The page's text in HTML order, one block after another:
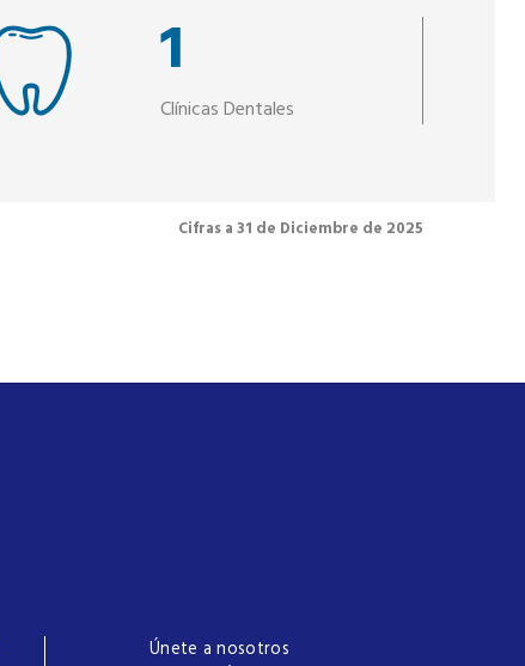
1
Clínicas Dentales
Cifras a 31 de Diciembre de 2025
Únete a nosotros